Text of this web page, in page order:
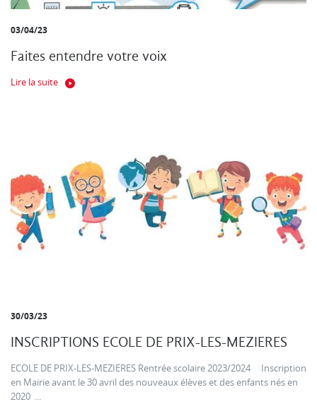
03/04/23
Faites entendre votre voix
Lire la suite
30/03/23
INSCRIPTIONS ECOLE DE PRIX-LES-MEZIERES
ECOLE DE PRIX-LES-MEZIERES Rentrée scolaire 2023/2024 Inscription
en Mairie avant le 30 avril des nouveaux élèves et des enfants nés en
2020 ...